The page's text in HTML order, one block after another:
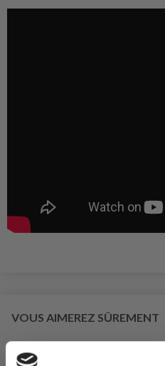
VOUS AIMEREZ SÛREMENT
29% de réduction